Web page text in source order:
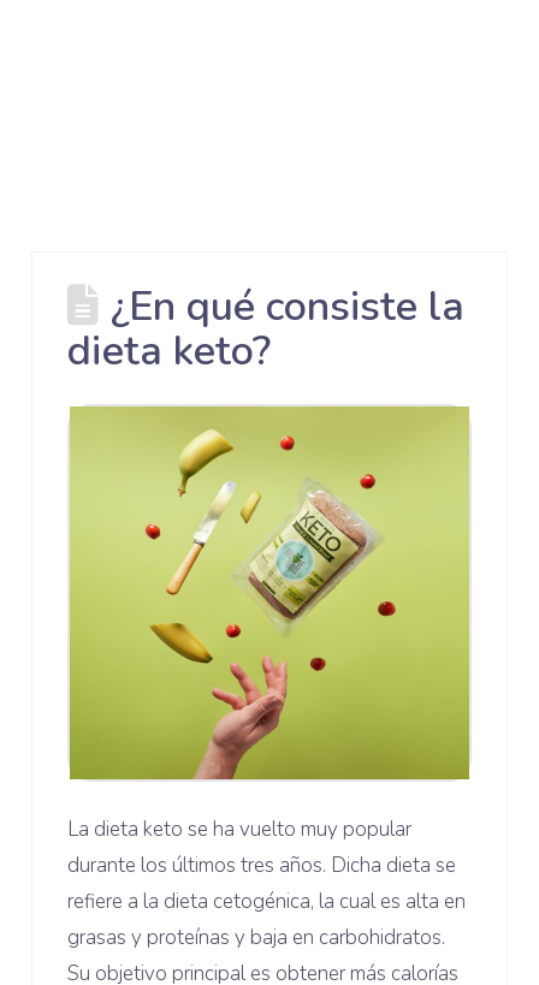
¿En qué consiste la
dieta keto?
La dieta keto se ha vuelto muy popular
durante los últimos tres años. Dicha dieta se
refiere a la dieta cetogénica, la cual es alta en
grasas y proteínas y baja en carbohidratos.
Su objetivo principal es obtener más calorías